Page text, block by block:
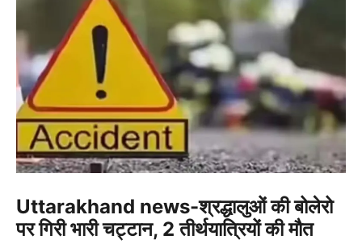
Uttarakhand news-श्रद्धालुओं की बोलेरो
पर गिरी भारी चट्टान, 2 तीर्थयात्रियों की मौत